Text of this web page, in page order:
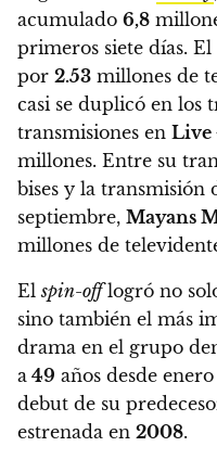
acumulado 6,8
primeros siete días. El
por 2.53 millones de
casi se duplicó en los
transmisiones en Live
millones. Entre su
bises y la transmisión
septiembre, Mayans
millones de
Elspin-offlogró no
sino también el más
drama en el grupo
a 49 años desde
debut de su
estrenada en 2008.